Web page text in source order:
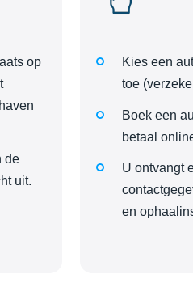
op
de
uit.
Kies een
toe
Boek een
betaal
U ontvangt
en